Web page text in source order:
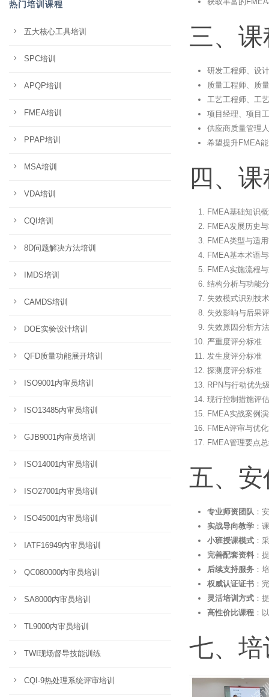
三、
研发工程师、设
质量工程师、质
工艺工程师、工
项目经理、项目
供应商质量管理
希望提升FMEA
四、
FMEA基础知识
FMEA发展历史
FMEA类型与适
FMEA基本术语
FMEA实施流程
结构分析与功能
失效模式识别技术
失效影响与后果
失效原因分析方法
严重度评分标准
发生度评分标准
探测度评分标准
RPN与行动优先
现行控制措施评估
FMEA实战案例
FMEA评审与优
FMEA管理要点
五、
专业师资团队 ：
实战导向教学 ：
小班授课模式 ：
完善配套资料 ：
后续支持服务 ：
权威认证证书 ：
灵活培训方式 ：
高性价比课程 ：
七、
热门培训课程
五大核心工具培训
SPC培训
APQP培训
FMEA培训
PPAP培训
MSA培训
VDA培训
CQI培训
8D问题解决方法培训
IMDS培训
CAMDS培训
DOE实验设计培训
QFD质量功能展开培训
ISO9001内审员培训
ISO13485内审员培训
GJB9001内审员培训
ISO14001内审员培训
ISO27001内审员培训
ISO45001内审员培训
IATF16949内审员培训
QC080000内审员培训
SA8000内审员培训
TL9000内审员培训
TWI现场督导技能训练
CQI-9热处理系统评审培训